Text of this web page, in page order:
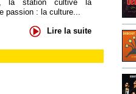
la station cultive la
passion : la culture...
Lire la suite